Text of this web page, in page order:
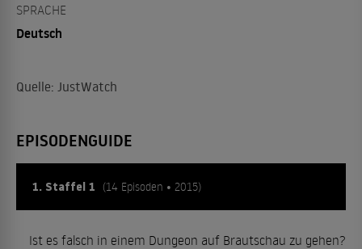
SPRACHE
Deutsch
Quelle: JustWatch
EPISODENGUIDE
1. Staffel 1 (14 Episoden • 2015)
Ist es falsch in einem Dungeon auf Brautschau zu gehen?